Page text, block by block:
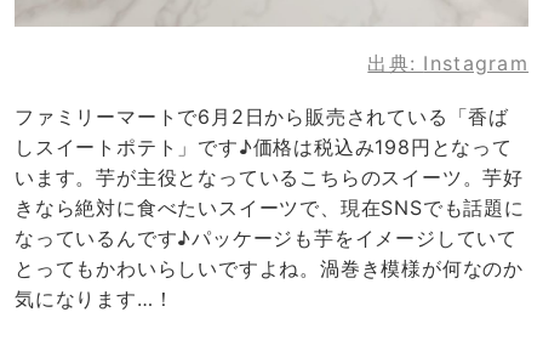
出典: Instagram
ファミリーマートで6月2日から販売されている「香ば
しスイートポテト」です♪価格は税込み198円となって
います。芋が主役となっているこちらのスイーツ。芋好
きなら絶対に食べたいスイーツで、現在SNSでも話題に
なっているんです♪パッケージも芋をイメージしていて
とってもかわいらしいですよね。渦巻き模様が何なのか
気になります…！